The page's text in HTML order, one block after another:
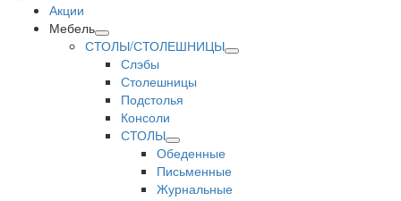
Акции
Мебель
СТОЛЫ/СТОЛЕШНИЦЫ
Слэбы
Столешницы
Подстолья
Консоли
СТОЛЫ
Обеденные
Письменные
Журнальные